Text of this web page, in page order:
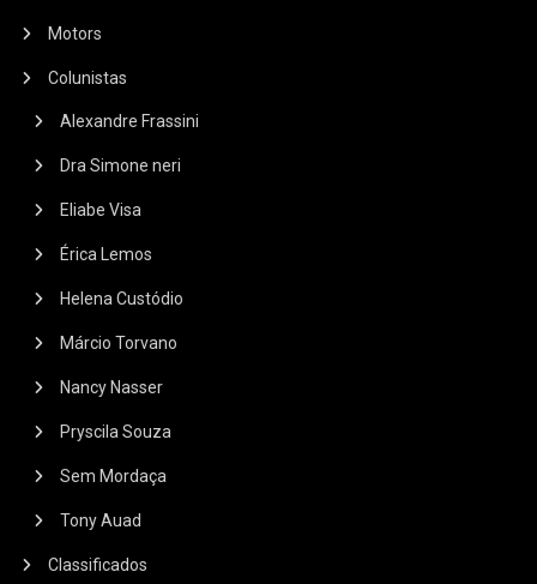
Motors
Colunistas
Alexandre Frassini
Dra Simone neri
Eliabe Visa
Érica Lemos
Helena Custódio
Márcio Torvano
Nancy Nasser
Pryscila Souza
Sem Mordaça
Tony Auad
Classificados